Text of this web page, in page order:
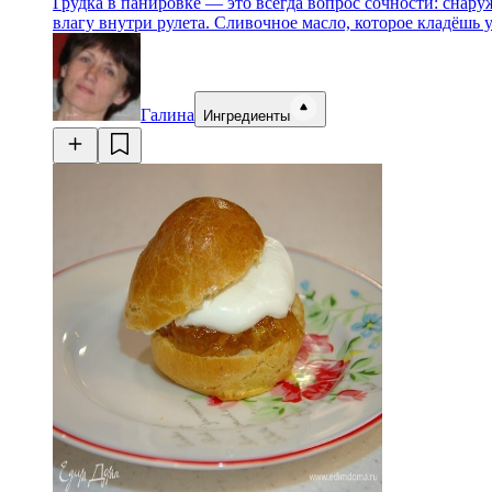
влагу внутри рулета. Сливочное масло, которое кладёшь
Галина Ингредиенты